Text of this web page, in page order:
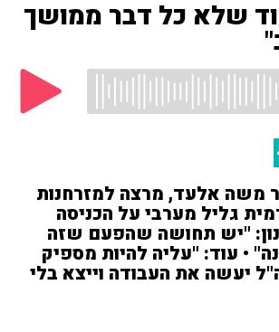
שלא כל דבר ממושך
משה אלעד, מרצה למזרחנות
גליל מערבי על הכניסה
"יש תחושה שהפעם שזה
• עוד: "עליה להיות מספיק
יעשה את העבודה וייצא בלי